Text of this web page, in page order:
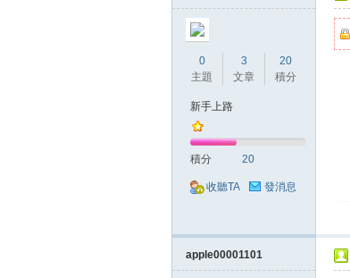
0
主題
3
文章
20
積分
新手上路
積分 20
收聽TA 發消息
apple00001101